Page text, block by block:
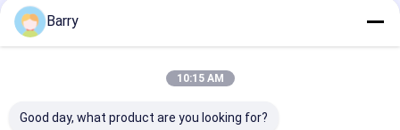
Barry
10:15 AM
Good day, what product are you looking for?